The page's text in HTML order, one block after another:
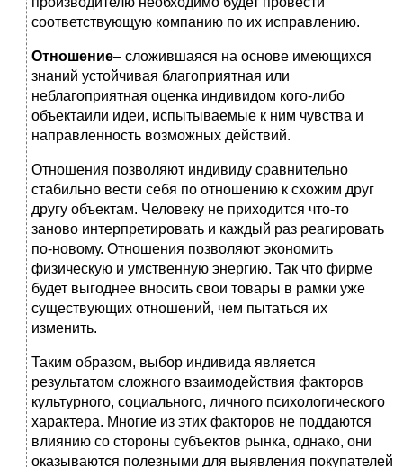
соответствующую компанию по их исправлению.
Отношение– сложившаяся на основе имеющихся
знаний устойчивая благоприятная или
неблагоприятная оценка индивидом кого-либо
объектаили идеи, испытываемые к ним чувства и
направленность возможных действий.
Отношения позволяют индивиду сравнительно
стабильно вести себя по отношению к схожим друг
другу объектам. Человеку не приходится что-то
заново интерпретировать и каждый раз реагировать
по-новому. Отношения позволяют экономить
физическую и умственную энергию. Так что фирме
будет выгоднее вносить свои товары в рамки уже
существующих отношений, чем пытаться их
изменить.
Таким образом, выбор индивида является
результатом сложного взаимодействия факторов
культурного, социального, личного психологического
характера. Многие из этих факторов не поддаются
влиянию со стороны субъектов рынка, однако, они
оказываются полезными для выявления покупателей